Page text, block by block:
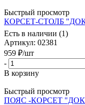
Быстрый просмотр
КОРСЕТ-СТОЛБ
Есть в наличии (1)
Артикул: 02381
959 ₽/шт
-
В корзину
Быстрый просмотр
ПОЯС -КОРСЕТ